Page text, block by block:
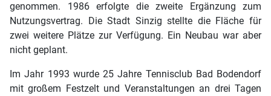
genommen. 1986 erfolgte die zweite Ergänzung zum
Nutzungsvertrag. Die Stadt Sinzig stellte die Fläche für
zwei weitere Plätze zur Verfügung. Ein Neubau war aber
nicht geplant.
Im Jahr 1993 wurde 25 Jahre Tennisclub Bad Bodendorf
mit großem Festzelt und Veranstaltungen an drei Tagen